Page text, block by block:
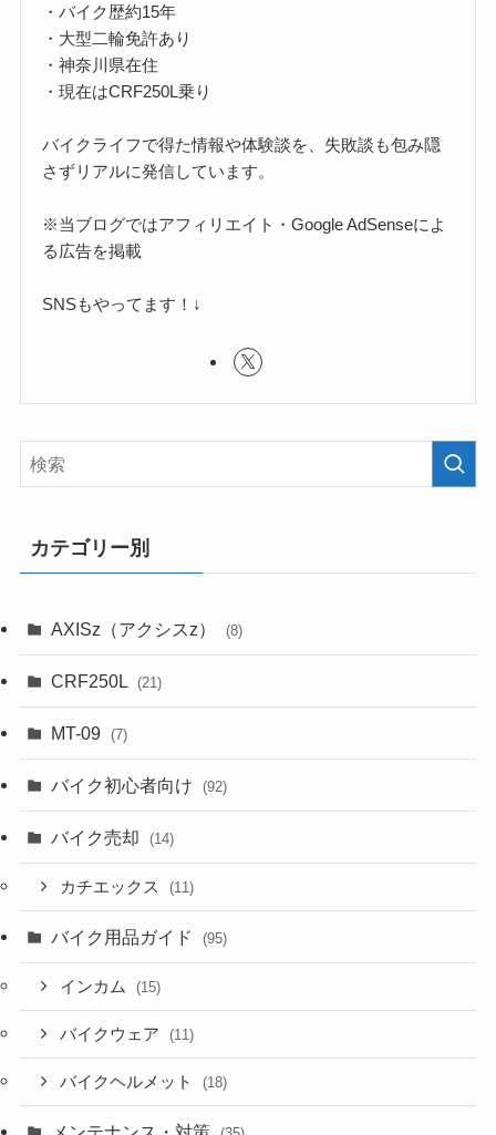
・バイク歴約15年
・大型二輪免許あり
・神奈川県在住
・現在はCRF250L乗り
バイクライフで得た情報や体験談を、失敗談も包み隠
さずリアルに発信しています。
※当ブログではアフィリエイト・Google AdSenseによ
る広告を掲載
SNSもやってます！↓
カテゴリー別
AXISz（アクシスz） (8)
CRF250L (21)
MT-09 (7)
バイク初心者向け (92)
バイク売却 (14)
カチエックス (11)
バイク用品ガイド (95)
インカム (15)
バイクウェア (11)
バイクヘルメット (18)